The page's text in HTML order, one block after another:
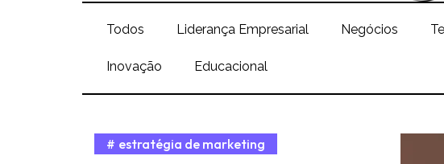
Todos Liderança Empresarial Negócios
Inovação Educacional
estratégia de marketing